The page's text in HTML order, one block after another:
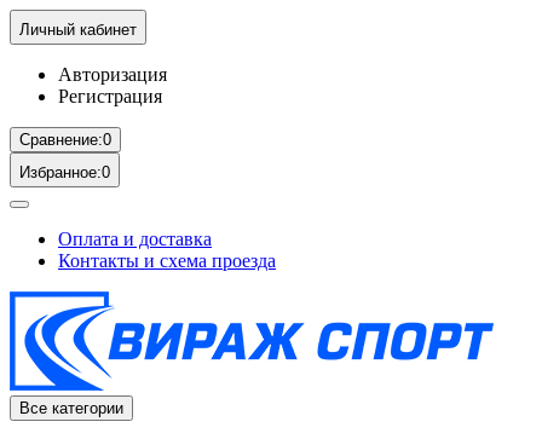
Личный кабинет
Авторизация
Регистрация
Сравнение:0
Избранное:0
Оплата и доставка
Контакты и схема проезда
Все категории